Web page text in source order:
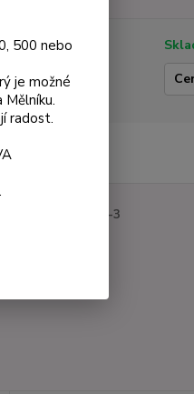
Dostupnost
Varianta
339-3
500 nebo
je možné
radost.